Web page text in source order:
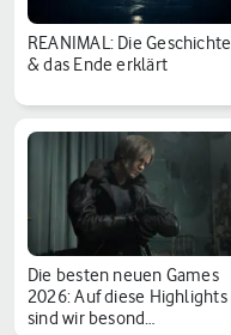
REANIMAL: Die Geschichte
& das Ende erklärt
Die besten neuen Games
2026: Auf diese Highlights
sind wir besond…